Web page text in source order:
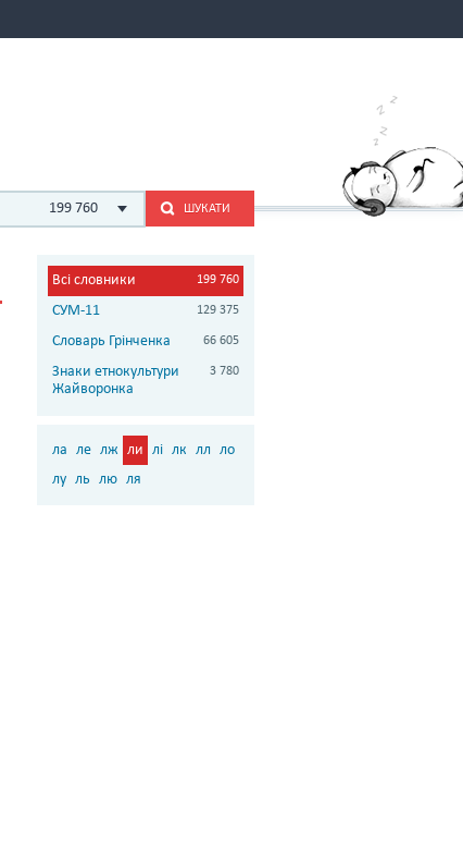
199 760 ШУКАТИ
Всі словники 199 760
СУМ-11 129 375
Словарь Грінченка 66 605
Знаки етнокультури
Жайворонка
3 780
ла ле лж ли лі лк лл ло
лу ль лю ля